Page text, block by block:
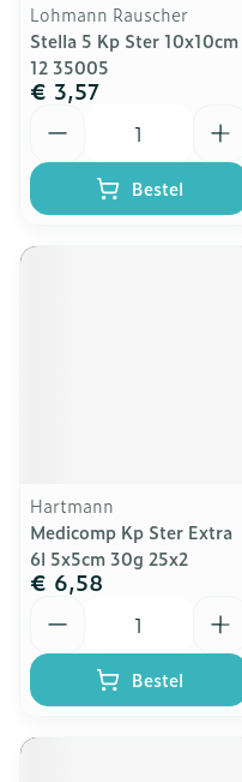
Lohmann Rauscher
Stella 5 Kp Ster 10x10cm
12 35005
€ 3,57
Bestel
Hartmann
Medicomp Kp Ster Extra
6l 5x5cm 30g 25x2
€ 6,58
Bestel